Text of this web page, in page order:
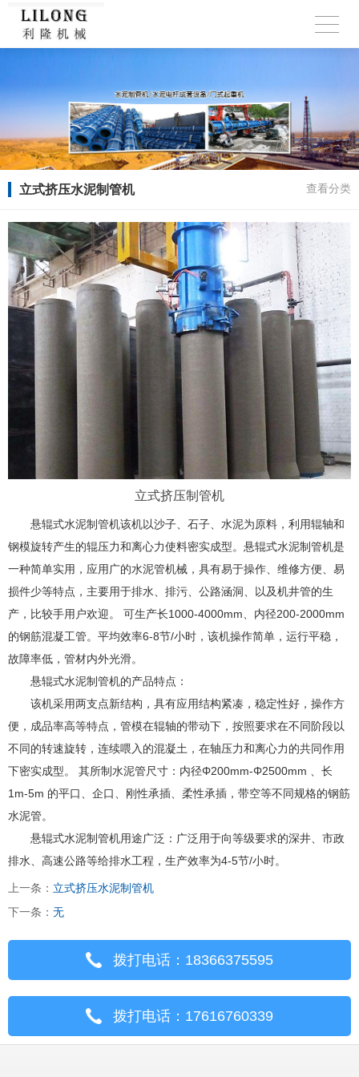
立式挤压水泥制管机 查看分类
立式挤压制管机
悬辊式水泥制管机该机以沙子、石子、水泥为原料，利用辊轴和
钢模旋转产生的辊压力和离心力使料密实成型。悬辊式水泥制管机是
一种简单实用，应用广的水泥管机械，具有易于操作、维修方便、易
损件少等特点，主要用于排水、排污、公路涵洞、以及机井管的生
产，比较手用户欢迎。 可生产长1000-4000mm、内径200-2000mm
的钢筋混凝工管。平均效率6-8节/小时，该机操作简单，运行平稳，
故障率低，管材内外光滑。
悬辊式水泥制管机的产品特点：
该机采用两支点新结构，具有应用结构紧凑，稳定性好，操作方
便，成品率高等特点，管模在辊轴的带动下，按照要求在不同阶段以
不同的转速旋转，连续喂入的混凝土，在轴压力和离心力的共同作用
下密实成型。 其所制水泥管尺寸：内径Φ200mm-Φ2500mm 、长
1m-5m 的平口、企口、刚性承插、柔性承插，带空等不同规格的钢筋
水泥管。
悬辊式水泥制管机用途广泛：广泛用于向等级要求的深井、市政
排水、高速公路等给排水工程，生产效率为4-5节/小时。
上一条： 立式挤压水泥制管机
下一条： 无
拨打电话：18366375595
拨打电话：17616760339